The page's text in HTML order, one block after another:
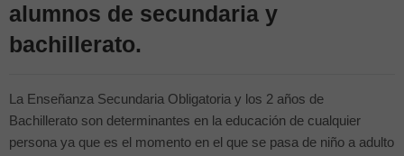
alumnos de secundaria y
bachillerato.
La Enseñanza Secundaria Obligatoria y los 2 años de
Bachillerato son determinantes en la educación de cualquier
persona ya que es el momento en el que se pasa de niño a adulto